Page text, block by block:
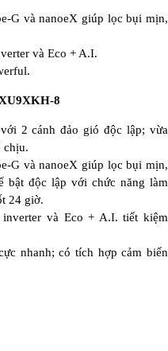
G và nanoeX giúp lọc bụi mịn,
và Eco + A.I.
8
2 cánh đảo gió độc lập; vừa
chịu.
G và nanoeX giúp lọc bụi mịn,
bật độc lập với chức năng làm
24 giờ.
và Eco + A.I. tiết kiệm
nhanh; có tích hợp cảm biến